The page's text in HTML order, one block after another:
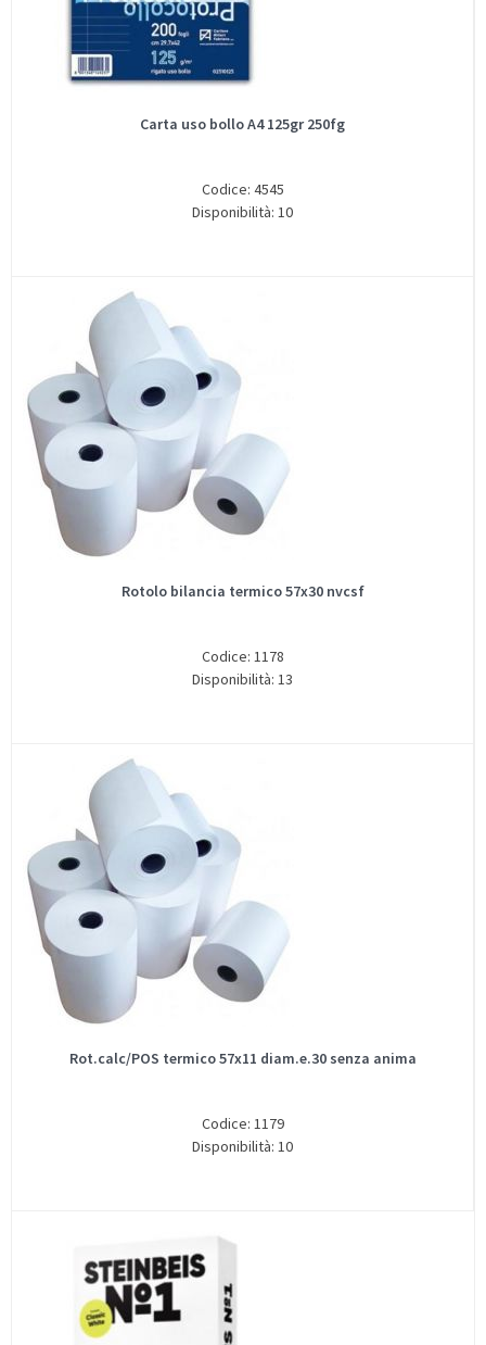
Carta uso bollo A4 125gr 250fg
Codice: 4545
Disponibilità: 10
Rotolo bilancia termico 57x30 nvcsf
Codice: 1178
Disponibilità: 13
Rot.calc/POS termico 57x11 diam.e.30 senza anima
Codice: 1179
Disponibilità: 10